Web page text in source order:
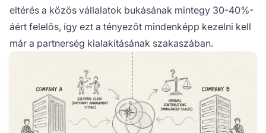
eltérés a közös vállalatok bukásának mintegy 30-40%-
áért felelős, így ezt a tényezőt mindenképp kezelni kell
már a partnerség kialakításának szakaszában.